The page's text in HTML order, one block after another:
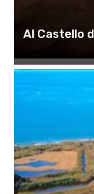
Al Castello